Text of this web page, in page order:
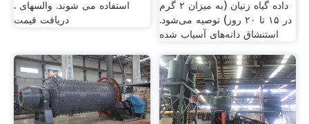
استفاده می شوند. والسهای .
دریافت قیمت
داده گیاه زنیان (به میزان ۲ گرم
در ۱۵ تا ۲۰ روز) توصیه می‌شود.
استنشاق دانه‌های آسیاب شده